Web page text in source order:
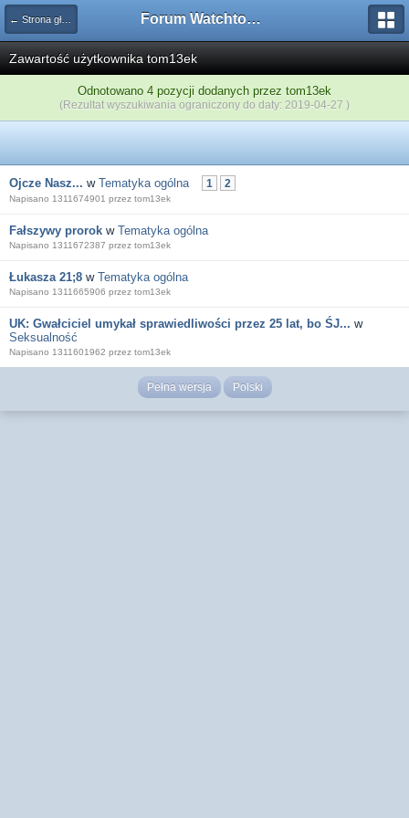
← Strona główna Forum Watchtower
Zawartość użytkownika tom13ek
Odnotowano 4 pozycji dodanych przez tom13ek
(Rezultat wyszukiwania ograniczony do daty: 2019-04-27 )
Ojcze Nasz... w Tematyka ogólna 1 2
Napisano 1311674901 przez tom13ek
Fałszywy prorok w Tematyka ogólna
Napisano 1311672387 przez tom13ek
Łukasza 21;8 w Tematyka ogólna
Napisano 1311665906 przez tom13ek
UK: Gwałciciel umykał sprawiedliwości przez 25 lat, bo ŚJ... w
Seksualność
Napisano 1311601962 przez tom13ek
Pełna wersja Polski